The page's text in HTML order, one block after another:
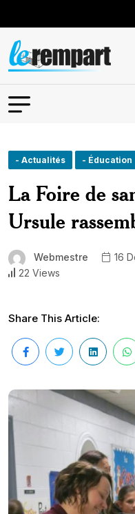
- Actualités - Éducation
La Foire de
Ursule
Webmestre 16
22 Views
Share This Article: